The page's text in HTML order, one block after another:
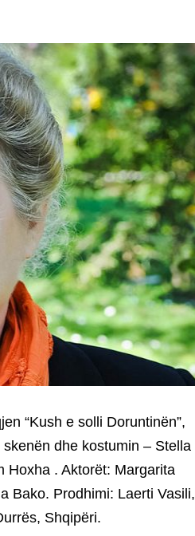
“Kush e solli Doruntinën”,
dhe kostumin – Stella
Hoxha . Aktorët: Margarita
Bako. Prodhimi: Laerti Vasili,
Shqipëri.